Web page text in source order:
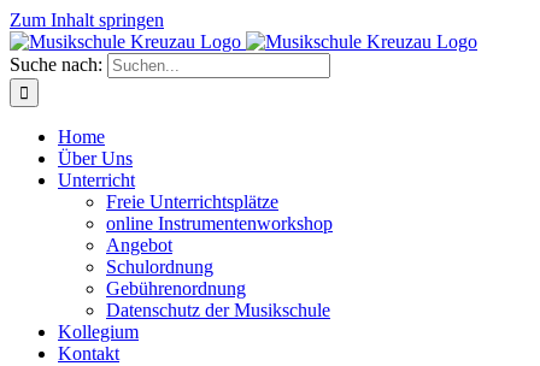
Zum Inhalt springen
Suche nach:
Home
Über Uns
Unterricht
Freie Unterrichtsplätze
online Instrumentenworkshop
Angebot
Schulordnung
Gebührenordnung
Datenschutz der Musikschule
Kollegium
Kontakt